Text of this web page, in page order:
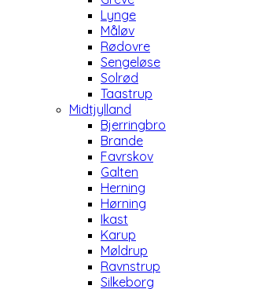
Lynge
Måløv
Rødovre
Sengeløse
Solrød
Taastrup
Midtjylland
Bjerringbro
Brande
Favrskov
Galten
Herning
Hørning
Ikast
Karup
Møldrup
Ravnstrup
Silkeborg